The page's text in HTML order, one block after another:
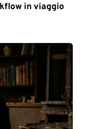
in viaggio